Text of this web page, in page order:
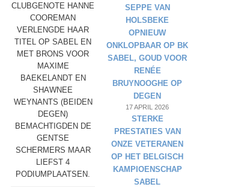
CLUBGENOTE HANNE
COOREMAN
VERLENGDE HAAR
TITEL OP SABEL EN
MET BRONS VOOR
MAXIME
BAEKELANDT EN
SHAWNEE
WEYNANTS (BEIDEN
DEGEN)
BEMACHTIGDEN DE
GENTSE
SCHERMERS MAAR
LIEFST 4
PODIUMPLAATSEN.
SEPPE VAN
HOLSBEKE
OPNIEUW
ONKLOPBAAR OP BK
SABEL, GOUD VOOR
RENÉE
BRUYNOOGHE OP
DEGEN
17 APRIL 2026
STERKE
PRESTATIES VAN
ONZE VETERANEN
OP HET BELGISCH
KAMPIOENSCHAP
SABEL